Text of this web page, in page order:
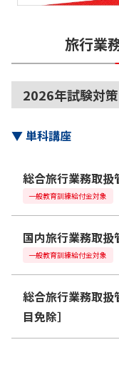
旅行業
2026年試験対策
▼単科講座
総合旅行業務取扱
一般教育訓練給付金対象
国内旅行業務取扱
一般教育訓練給付金対象
総合旅行業務取扱
目免除］